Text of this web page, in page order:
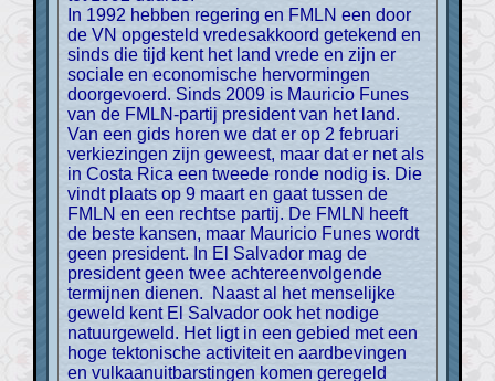
In 1992 hebben regering en FMLN een door
de VN opgesteld vredesakkoord getekend en
sinds die tijd kent het land vrede en zijn er
sociale en economische hervormingen
doorgevoerd. Sinds 2009 is Mauricio Funes
van de FMLN-partij president van het land.
Van een gids horen we dat er op 2 februari
verkiezingen zijn geweest, maar dat er net als
in Costa Rica een tweede ronde nodig is. Die
vindt plaats op 9 maart en gaat tussen de
FMLN en een rechtse partij. De FMLN heeft
de beste kansen, maar Mauricio Funes wordt
geen president. In El Salvador mag de
president geen twee achtereenvolgende
termijnen dienen. Naast al het menselijke
geweld kent El Salvador ook het nodige
natuurgeweld. Het ligt in een gebied met een
hoge tektonische activiteit en aardbevingen
en vulkaanuitbarstingen komen geregeld